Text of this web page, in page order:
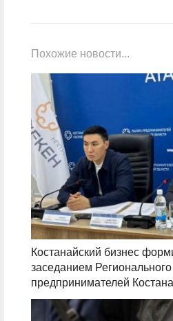
Похожие новости...
Костанайский бизнес
заседанием
предпринимателей